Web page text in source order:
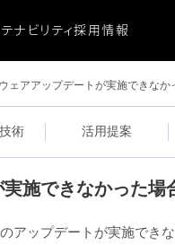
する重要なお知らせ
ナビリティ
リティ
ティ
採用情報
ェアアップデートが実施できなか
技術 活用提案
施できなかった場
アップデートが実施でき